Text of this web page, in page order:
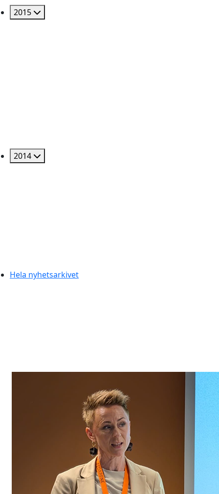
2015
2014
Hela nyhetsarkivet